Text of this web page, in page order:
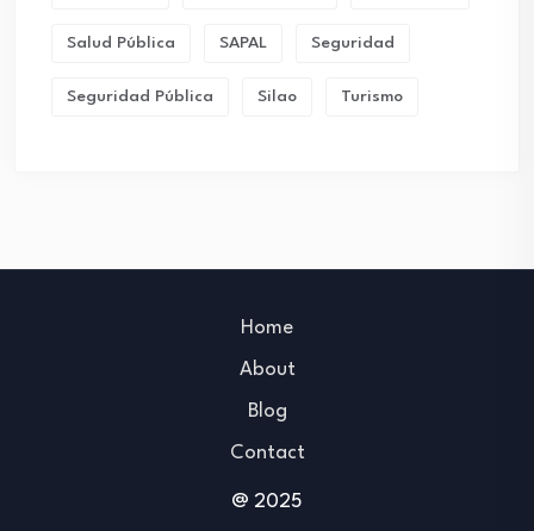
Salud Pública SAPAL Seguridad
Seguridad Pública Silao Turismo
@ 2025
Home
About
Blog
Contact